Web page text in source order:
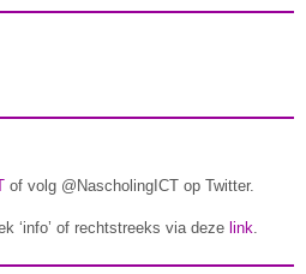
of volg @NascholingICT op Twitter.
‘info’ of rechtstreeks via deze link.